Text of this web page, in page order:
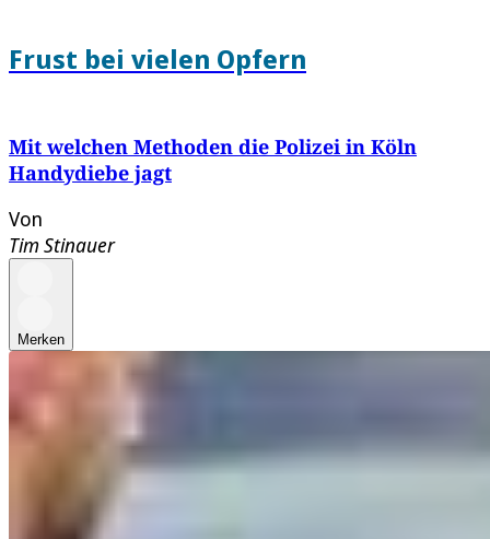
Frust bei vielen Opfern
Mit welchen Methoden die Polizei in Köln
Handydiebe jagt
Von
Tim Stinauer
Merken